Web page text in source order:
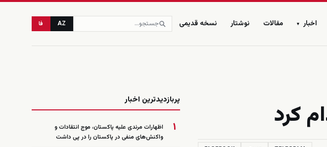
اخبار ▾ مقالات نوشتار نسخه قدیمی AZ فا
كرد پربازدیدترین اخبار
۱
اظهارات مرندی علیه پاکستان، موج انتقادات و
واکنش‌های منفی در پاکستان را در پی داشت